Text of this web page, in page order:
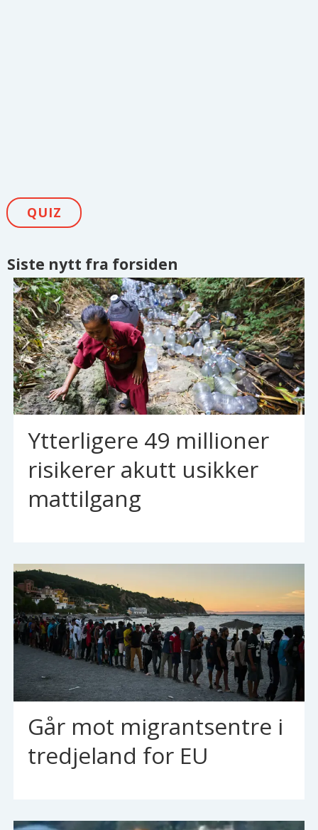
QUIZ
Siste nytt fra forsiden
Ytterligere 49 millioner
risikerer akutt usikker
mattilgang
Går mot migrantsentre i
tredjeland for EU